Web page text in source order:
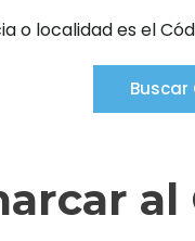
o localidad es el
Buscar
al